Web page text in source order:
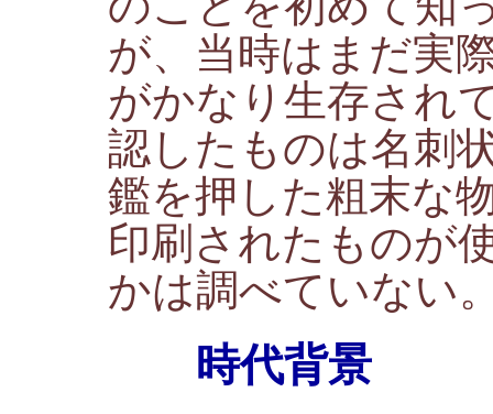
が、当時はまだ実
がかなり生存され
認したものは名刺
鑑を押した粗末な
印刷されたものが
かは調べていない
時代背景